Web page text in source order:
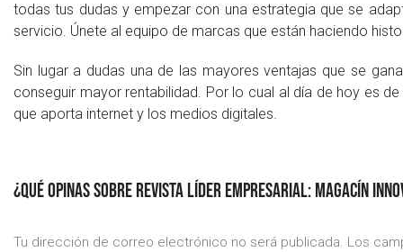
todas tus dudas y empezar con una estrategia que se
servicio. Únete al equipo de marcas que están haciendo
Sin lugar a dudas una de las mayores ventajas que se
conseguir mayor rentabilidad. Por lo cual al día de hoy es
que aporta internet y los medios digitales.
¿QUÉ OPINAS SOBRE REVISTA LÍDER EMPRESARIAL: MAGACÍN
Tu dirección de correo electrónico no será publicada. Los